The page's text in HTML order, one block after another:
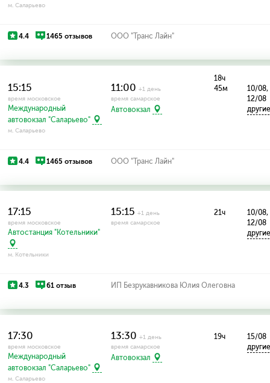
м. Саларьево
4.4 1465 отзывов ООО "Транс Лайн"
15:15
время московское
Международный
автовокзал "Саларьево"
м. Саларьево
11:00+1 день
время самарское
Автовокзал
18ч
45м
10/08,
12/08
4.4 1465 отзывов ООО "Транс Лайн"
17:15
время московское
Автостанция "Котельники"
м. Котельники
15:15+1 день
время самарское
21ч
10/08,
12/08
4.3 61 отзыв ИП Безрукавникова Юлия Олеговна
17:30
время московское
Международный
автовокзал "Саларьево"
м. Саларьево
13:30+1 день
время самарское
Автовокзал
19ч
15/08